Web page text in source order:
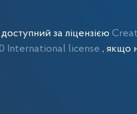
за ліцензією
International license, якщо